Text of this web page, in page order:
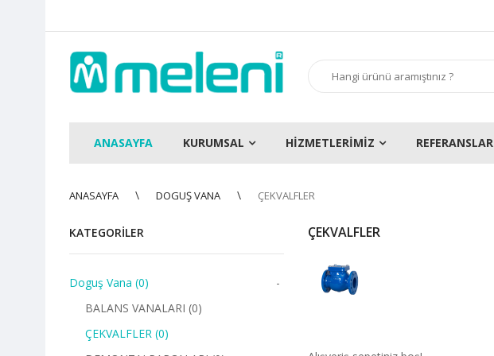
ANASAYFA KURUMSAL HİZMETLERİMİZ REFERANSLAR
ANASAYFA DOGUŞ VANA ÇEKVALFLER
KATEGORILER
Doguş Vana (0)
-
BALANS VANALARI (0)
ÇEKVALFLER (0)
ÇEKVALFLER